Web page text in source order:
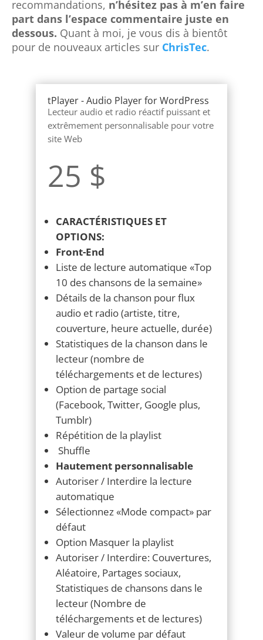
dessous.Quant à moi, je vous dis à bientôt
pour de nouveaux articles surChrisTec.
Lecteur audio et radio réactif puissant et
extrêmement personnalisable pour votre
site Web
25 $
Front-End
Liste de lecture automatique «Top
10 des chansons de la semaine»
Détails de la chanson pour flux
audio et radio (artiste, titre,
couverture, heure actuelle, durée)
Statistiques de la chanson dans le
lecteur (nombre de
téléchargements et de lectures)
Option de partage social
(Facebook, Twitter, Google plus,
Tumblr)
Répétition de la playlist
Shuffle
Hautement personnalisable
Autoriser / Interdire la lecture
automatique
Sélectionnez «Mode compact» par
défaut
Option Masquer la playlist
Autoriser / Interdire: Couvertures,
Aléatoire, Partages sociaux,
Statistiques de chansons dans le
lecteur (Nombre de
téléchargements et de lectures)
Valeur de volume par défaut
Activer la barre de défilement de